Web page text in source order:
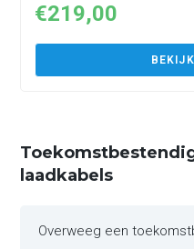
€219,00
laadkabels
Overweeg een